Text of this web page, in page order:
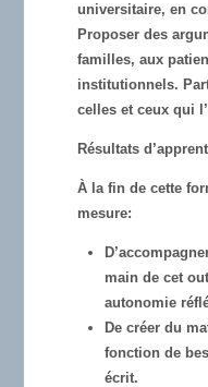
universitaire, en
Proposer des
familles, aux
institutionnels.
celles et ceux qui
Résultats
À la fin de cette
mesure:
main de cet
autonomie
De créer du
fonction de
écrit.